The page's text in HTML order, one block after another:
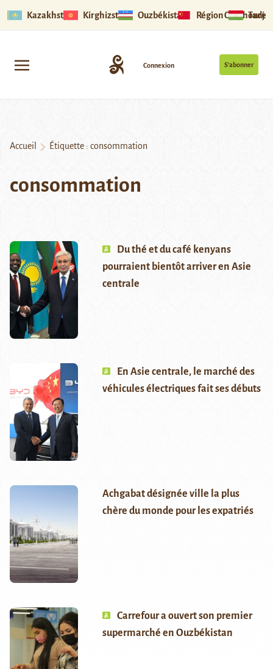
Kazakhstan Kirghizstan Ouzbékistan Région Ouïghoure
S’abonner
Connexion
Accueil Étiquette : consommation
consommation
Du thé et du café kenyans
pourraient bientôt arriver en Asie
centrale
En Asie centrale, le marché des
véhicules électriques fait ses débuts
Achgabat désignée ville la plus
chère du monde pour les expatriés
Carrefour a ouvert son premier
supermarché en Ouzbékistan